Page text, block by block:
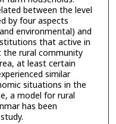
between the level
by four aspects
environmental) and
that active in
the rural community
at least certain
similar
situations in the
a model for rural
has been